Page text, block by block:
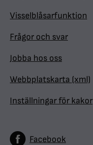
Visselblåsarfunktion
Frågor och svar
Jobba hos oss
Webbplatskarta (xml)
Inställningar för kakor
Facebook